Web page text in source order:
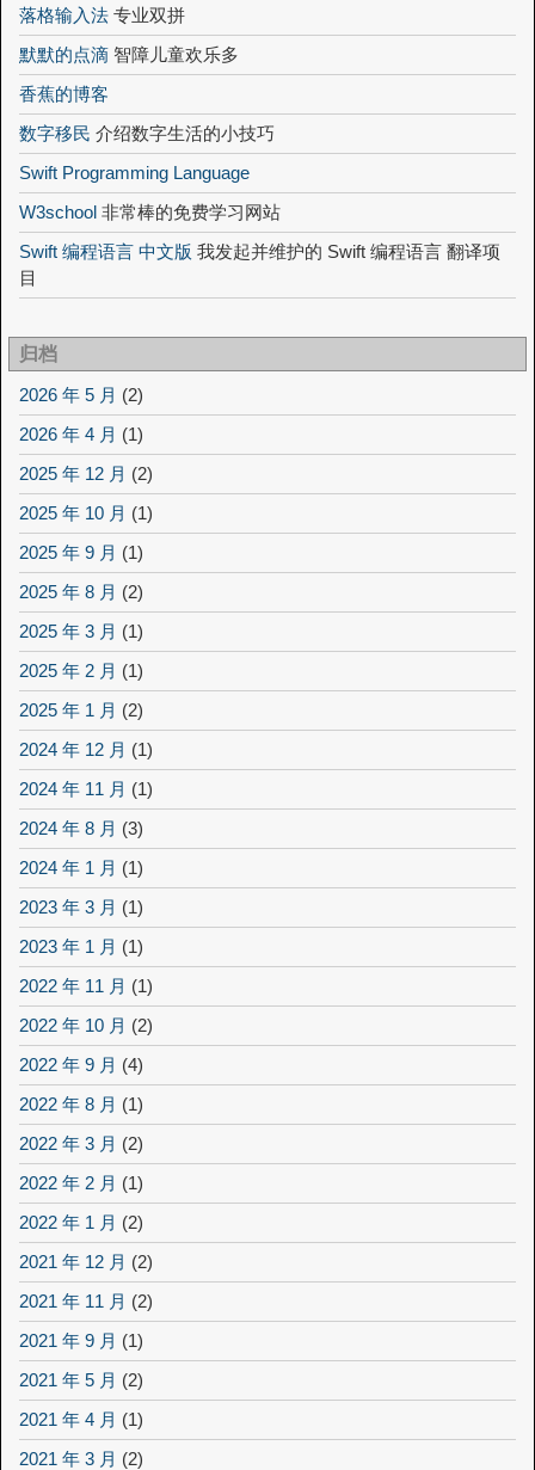
落格输入法 专业双拼
默默的点滴 智障儿童欢乐多
香蕉的博客
数字移民 介绍数字生活的小技巧
Swift Programming Language
W3school 非常棒的免费学习网站
Swift 编程语言 中文版 我发起并维护的 Swift 编程语言 翻译项
目
归档
2026 年 5 月 (2)
2026 年 4 月 (1)
2025 年 12 月 (2)
2025 年 10 月 (1)
2025 年 9 月 (1)
2025 年 8 月 (2)
2025 年 3 月 (1)
2025 年 2 月 (1)
2025 年 1 月 (2)
2024 年 12 月 (1)
2024 年 11 月 (1)
2024 年 8 月 (3)
2024 年 1 月 (1)
2023 年 3 月 (1)
2023 年 1 月 (1)
2022 年 11 月 (1)
2022 年 10 月 (2)
2022 年 9 月 (4)
2022 年 8 月 (1)
2022 年 3 月 (2)
2022 年 2 月 (1)
2022 年 1 月 (2)
2021 年 12 月 (2)
2021 年 11 月 (2)
2021 年 9 月 (1)
2021 年 5 月 (2)
2021 年 4 月 (1)
2021 年 3 月 (2)